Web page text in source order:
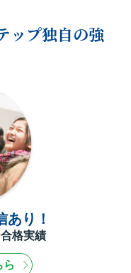
ップ独自の強
り！
格実績